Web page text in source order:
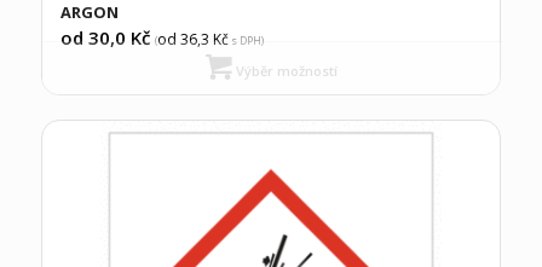
ARGON
od 30,0 Kč (od 36,3 Kčs DPH)
Výběr možností